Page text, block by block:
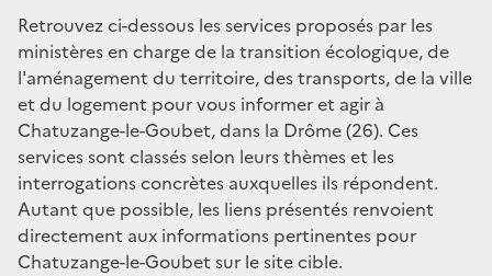
Retrouvez ci-dessous les services proposés par les
ministères en charge de la transition écologique, de
l'aménagement du territoire, des transports, de la ville
et du logement pour vous informer et agir à
Chatuzange-le-Goubet, dans la Drôme (26). Ces
services sont classés selon leurs thèmes et les
interrogations concrètes auxquelles ils répondent.
Autant que possible, les liens présentés renvoient
directement aux informations pertinentes pour
Chatuzange-le-Goubet sur le site cible.